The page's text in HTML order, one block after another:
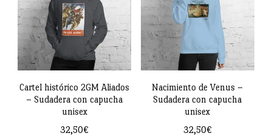
variantes.
Las
opciones
pueden
elegir
variantes.
Las
opciones
se
pueden
elegir
Cartel histórico 2GM Aliados
– Sudadera con capucha
unisex
32,50€
Nacimiento de Venus –
Sudadera con capucha
unisex
32,50€